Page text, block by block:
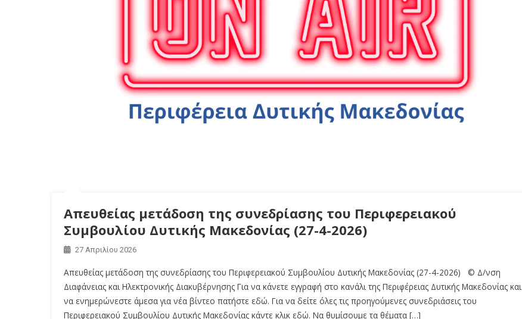
Απευθείας μετάδοση της συνεδρίασης του Περιφερειακού
Συμβουλίου Δυτικής Μακεδονίας (27-4-2026)
27 Απριλίου 2026
Απευθείας μετάδοση της συνεδρίασης του Περιφερειακού Συμβουλίου Δυτικής Μακεδονίας (27-4-2026) © Δ/νση
Διαφάνειας και Ηλεκτρονικής Διακυβέρνησης Για να κάνετε εγγραφή στο κανάλι της Περιφέρειας Δυτικής Μακεδονίας και
να ενημερώνεστε άμεσα για νέα βίντεο πατήστε εδώ. Για να δείτε όλες τις προηγούμενες συνεδριάσεις του
Περιφερειακού Συμβουλίου Δυτικής Μακεδονίας κάντε κλικ εδώ. Να θυμίσουμε τα θέματα […]